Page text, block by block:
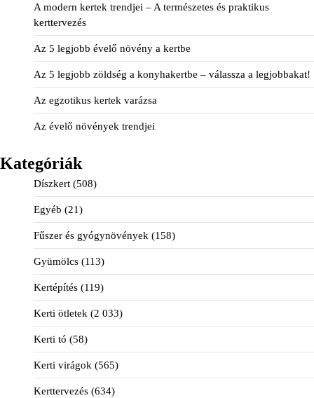
A modern kertek trendjei – A természetes és praktikus
kerttervezés
Az 5 legjobb évelő növény a kertbe
Az 5 legjobb zöldség a konyhakertbe – válassza a legjobbakat!
Az egzotikus kertek varázsa
Az évelő növények trendjei
Kategóriák
Díszkert (508)
Egyéb (21)
Fűszer és gyógynövények (158)
Gyümölcs (113)
Kertépítés (119)
Kerti ötletek (2 033)
Kerti tó (58)
Kerti virágok (565)
Kerttervezés (634)